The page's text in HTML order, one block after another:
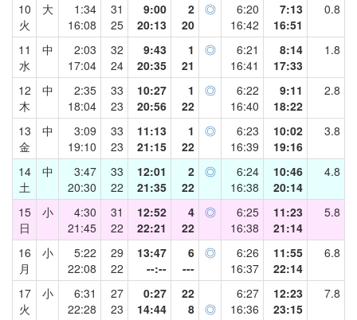
10
火
大
1:34
16:08
31
25
9:00
20:13
2
20
◎
6:20
16:42
7:13
16:51
0.8
11
水
中
2:03
17:04
32
24
9:43
20:35
1
21
◎
6:21
16:41
8:14
17:33
1.8
12
木
中
2:35
18:04
33
23
10:27
20:56
1
22
◎
6:22
16:40
9:11
18:22
2.8
13
金
中
3:09
19:10
33
23
11:13
21:15
1
22
◎
6:23
16:39
10:02
19:16
3.8
14
土
中
3:47
20:30
33
22
12:01
21:35
2
22
◎
6:24
16:38
10:46
20:14
4.8
15
日
小
4:30
21:45
31
22
12:52
22:21
4
22
◎
6:25
16:38
11:23
21:14
5.8
16
月
小
5:22
22:08
29
22
13:47
--:--
6
---
◎
6:26
16:37
11:55
22:14
6.8
17
火
小
6:31
22:28
27
23
0:27
14:44
22
8
◎
6:27
16:36
12:23
23:15
7.8